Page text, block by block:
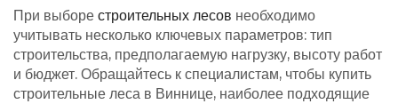
При выборе строительных лесов необходимо
учитывать несколько ключевых параметров: тип
строительства, предполагаемую нагрузку, высоту работ
и бюджет. Обращайтесь к специалистам, чтобы купить
строительные леса в Виннице, наиболее подходящие